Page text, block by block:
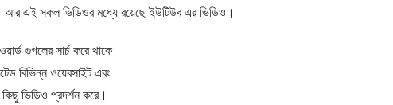
আর এই সকল ভিডিওর মধ্যে রয়েছে ইউটিউব এর ভিডিও।
গুগলের সার্চ করে থাকে
বিভিন্ন ওয়েবসাইট এবং
ভিডিও প্রদর্শন করে।